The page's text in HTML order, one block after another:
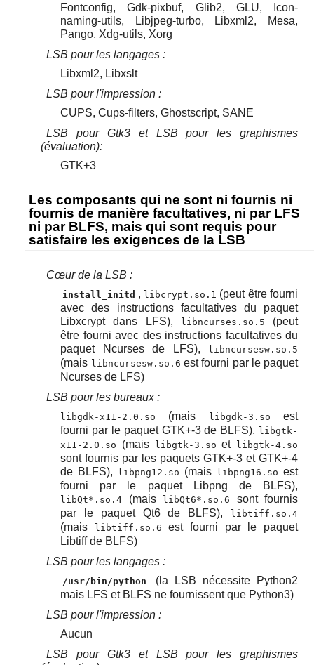
Fontconfig, Gdk-pixbuf, Glib2, GLU, Icon-
naming-utils, Libjpeg-turbo, Libxml2, Mesa,
Pango, Xdg-utils, Xorg
LSB pour les langages :
Libxml2, Libxslt
LSB pour l'impression :
CUPS, Cups-filters, Ghostscript, SANE
LSB pour Gtk3 et LSB pour les graphismes
(évaluation):
GTK+3
Les composants qui ne sont ni fournis ni
fournis de manière facultatives, ni par LFS
ni par BLFS, mais qui sont requis pour
satisfaire les exigences de la LSB
Cœur de la LSB :
install_initd , libcrypt.so.1 (peut être fourni
avec des instructions facultatives du paquet
Libxcrypt dans LFS),
libncurses.so.5
(peut
être fourni avec des instructions facultatives du
paquet Ncurses de LFS),
libncursesw.so.5
(mais libncursesw.so.6 est fourni par le paquet
Ncurses de LFS)
LSB pour les bureaux :
libgdk-x11-2.0.so (mais libgdk-3.so
est
fourni par le paquet GTK+-3 de BLFS), libgtk-
x11-2.0.so
(mais libgtk-3.so et libgtk-4.so
sont fournis par les paquets GTK+-3 et GTK+-4
de BLFS),
libpng12.so (mais libpng16.so est
fourni par le paquet Libpng de BLFS),
libQt*.so.4 (mais libQt6*.so.6
sont fournis
par le paquet Qt6 de BLFS),
libtiff.so.4
(mais libtiff.so.6
est fourni par le paquet
Libtiff de BLFS)
LSB pour les langages :
/usr/bin/python
(la LSB nécessite Python2
mais LFS et BLFS ne fournissent que Python3)
LSB pour l'impression :
Aucun
LSB pour Gtk3 et LSB pour les graphismes